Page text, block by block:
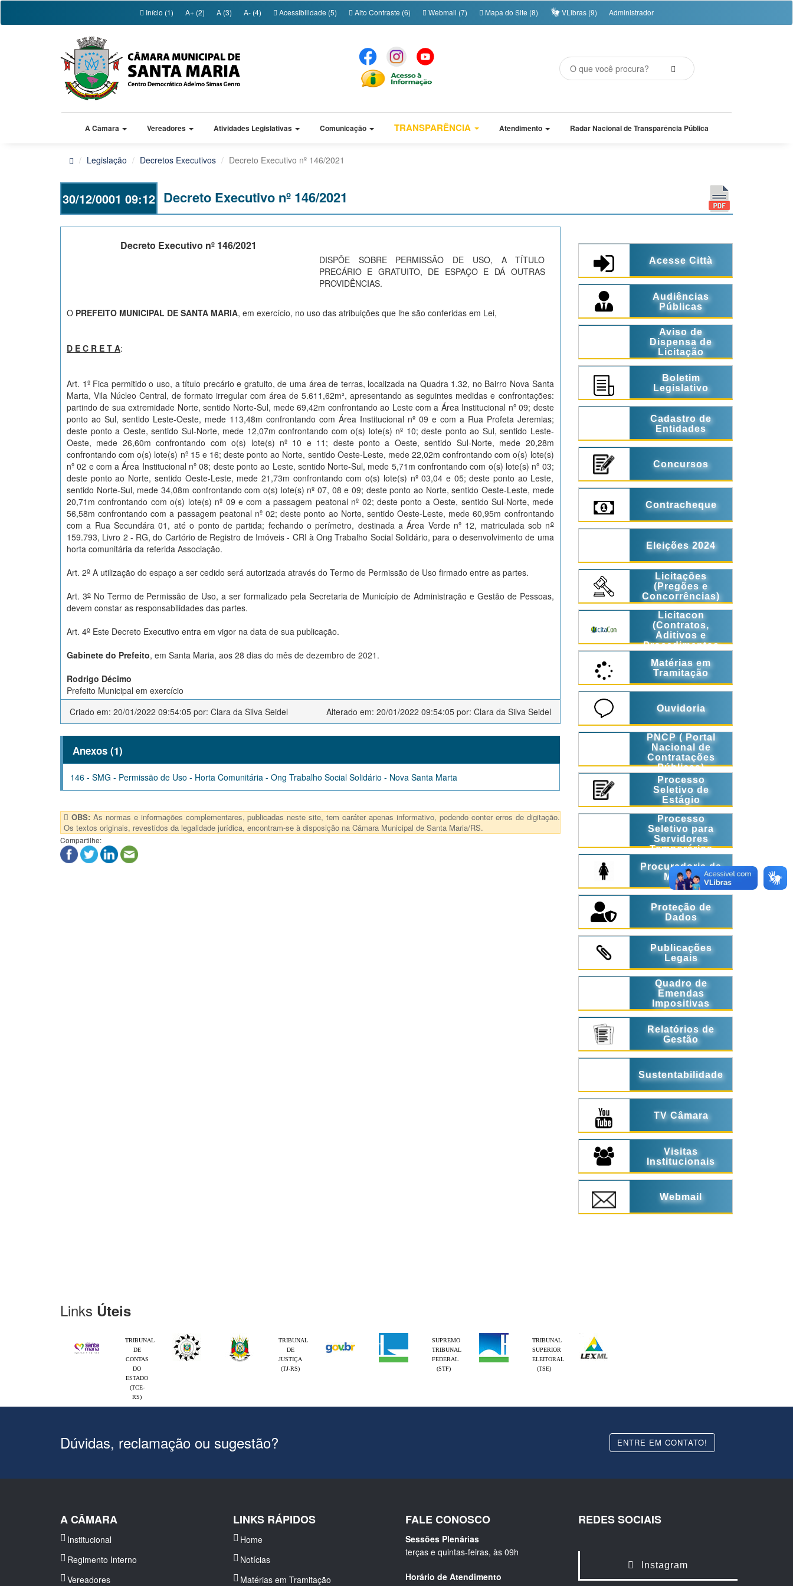
Início (1) A+ (2) A (3) A- (4) Acessibilidade (5) Alto Contraste (6) Webmail (7) Mapa do Site (8) VLibras (9) Administrador
A Câmara Vereadores Atividades Legislativas Comunicação TRANSPARÊNCIA Atendimento Radar Nacional de Transparência Pública
Legislação Decretos Executivos Decreto Executivo nº 146/2021
30/12/0001 09:12 Decreto Executivo nº 146/2021
Decreto Executivo nº 146/2021
DISPÕE SOBRE PERMISSÃO DE USO, A TÍTULO
PRECÁRIO E GRATUITO, DE ESPAÇO E DÁ OUTRAS
PROVIDÊNCIAS.
O PREFEITO MUNICIPAL DE SANTA MARIA, em exercício, no uso das atribuições que lhe são conferidas em Lei,
D E C R E T A:
Art. 1º Fica permitido o uso, a título precário e gratuito, de uma área de terras, localizada na Quadra 1.32, no Bairro Nova Santa
Marta, Vila Núcleo Central, de formato irregular com área de 5.611,62m², apresentando as seguintes medidas e confrontações:
partindo de sua extremidade Norte, sentido Norte-Sul, mede 69,42m confrontando ao Leste com a Área Institucional nº 09; deste
ponto ao Sul, sentido Leste-Oeste, mede 113,48m confrontando com Área Institucional nº 09 e com a Rua Profeta Jeremias;
deste ponto a Oeste, sentido Sul-Norte, mede 12,07m confrontando com o(s) lote(s) nº 10; deste ponto ao Sul, sentido Leste-
Oeste, mede 26,60m confrontando com o(s) lote(s) nº 10 e 11; deste ponto a Oeste, sentido Sul-Norte, mede 20,28m
confrontando com o(s) lote(s) nº 15 e 16; deste ponto ao Norte, sentido Oeste-Leste, mede 22,02m confrontando com o(s) lote(s)
nº 02 e com a Área Institucional nº 08; deste ponto ao Leste, sentido Norte-Sul, mede 5,71m confrontando com o(s) lote(s) nº 03;
deste ponto ao Norte, sentido Oeste-Leste, mede 21,73m confrontando com o(s) lote(s) nº 03,04 e 05; deste ponto ao Leste,
sentido Norte-Sul, mede 34,08m confrontando com o(s) lote(s) nº 07, 08 e 09; deste ponto ao Norte, sentido Oeste-Leste, mede
20,71m confrontando com o(s) lote(s) nº 09 e com a passagem peatonal nº 02; deste ponto a Oeste, sentido Sul-Norte, mede
56,58m confrontando com a passagem peatonal nº 02; deste ponto ao Norte, sentido Oeste-Leste, mede 60,95m confrontando
com a Rua Secundára 01, até o ponto de partida; fechando o perímetro, destinada a Área Verde nº 12, matriculada sob no
159.793, Livro 2 - RG, do Cartório de Registro de Imóveis - CRI à Ong Trabalho Social Solidário, para o desenvolvimento de uma
horta comunitária da referida Associação.
Art. 2o A utilização do espaço a ser cedido será autorizada através do Termo de Permissão de Uso firmado entre as partes.
Art. 3oNo Termo de Permissão de Uso, a ser formalizado pela Secretaria de Município de Administração e Gestão de Pessoas,
devem constar as responsabilidades das partes.
Art. 4o Este Decreto Executivo entra em vigor na data de sua publicação.
Gabinete do Prefeito, em Santa Maria, aos 28 dias do mês de dezembro de 2021.
Rodrigo Décimo
Prefeito Municipal em exercício
Criado em: 20/01/2022 09:54:05 por: Clara da Silva Seidel
Alterado em: 20/01/2022 09:54:05 por: Clara da Silva Seidel
Anexos (1)
146 - SMG - Permissão de Uso - Horta Comunitária - Ong Trabalho Social Solidário - Nova Santa Marta
OBS: As normas e informações complementares, publicadas neste site, tem caráter apenas informativo, podendo conter erros de digitação.
Os textos originais, revestidos da legalidade jurídica, encontram-se à disposição na Câmara Municipal de Santa Maria/RS.
Compartilhe:
Acesse Città
Audiências
Públicas
Aviso de
Dispensa de
Licitação
Boletim
Legislativo
Cadastro de
Entidades
Concursos
Contracheque
Eleições 2024
Licitações
(Pregões e
Concorrências)
Licitacon
(Contratos,
Aditivos e
Procedimentos
Matérias em
Tramitação
Ouvidoria
PNCP ( Portal
Nacional de
Contratações
Públicas)
Processo
Seletivo de
Estágio
Processo
Seletivo para
Servidores
Temporários
Procuradoria da
Mulher
Proteção de
Dados
Publicações
Legais
Quadro de
Emendas
Impositivas
Relatórios de
Gestão
Sustentabilidade
TV Câmara
Visitas
Institucionais
Webmail
Links Úteis
TRIBUNAL
DE
CONTAS
DO
ESTADO
(TCE-
RS)
TRIBUNAL
DE
JUSTIÇA
(TJ-RS)
SUPREMO
TRIBUNAL
FEDERAL
(STF)
TRIBUNAL
SUPERIOR
ELEITORAL
(TSE)
Dúvidas, reclamação ou sugestão? ENTRE EM CONTATO!
A CÂMARA
Institucional
Regimento Interno
Vereadores
LINKS RÁPIDOS
Home
Notícias
Matérias em Tramitação
FALE CONOSCO
Sessões Plenárias
terças e quintas-feiras, às 09h
Horário de Atendimento
REDES SOCIAIS
Instagram